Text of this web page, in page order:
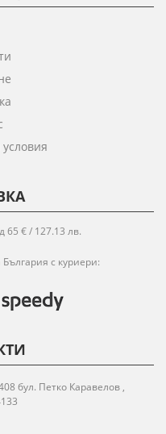
65 € / 127.13 лв.
с куриери:
бул. Петко Каравелов ,